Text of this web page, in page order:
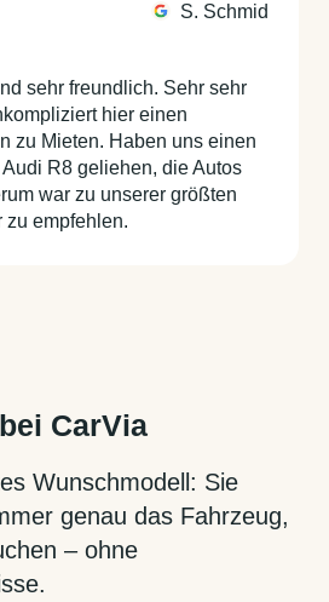
S. Schmid
sehr freundlich. Sehr sehr
hier einen
zu Mieten. Haben uns einen
R8 geliehen, die Autos
war zu unserer größten
zu empfehlen.
CarVia
Wunschmodell: Sie
genau das Fahrzeug,
– ohne